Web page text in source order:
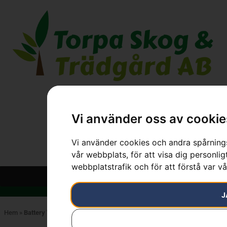
Vi använder oss av
Vi använder cookies och andra
vår webbplats, för att visa dig
webbplatstrafik och för att förstå var
Hem » Battery "Ergo Feed"